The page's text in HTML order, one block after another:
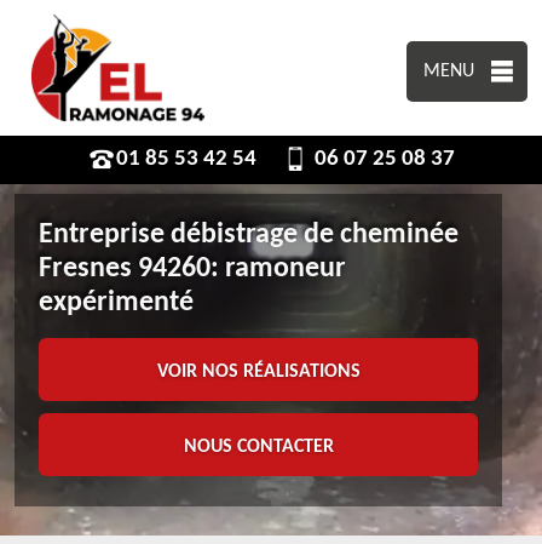
MENU
01 85 53 42 54 06 07 25 08 37
Entreprise débistrage de cheminée
Fresnes 94260: ramoneur
expérimenté
VOIR NOS RÉALISATIONS
NOUS CONTACTER